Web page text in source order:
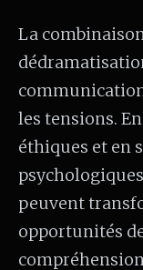
La
les tensions.
éthiques et en
peuvent
opportunités